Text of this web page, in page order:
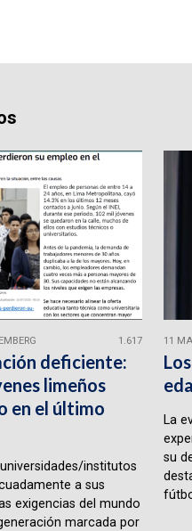
1.617
deficiente:
limeños
en el último
institutos
a sus
exigencias del mundo
marcada por
11
La
su